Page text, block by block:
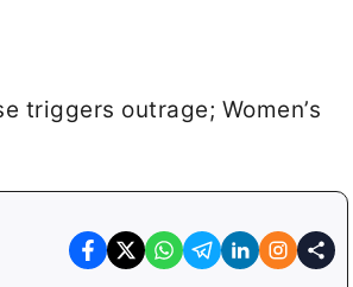
triggers outrage; Women’s